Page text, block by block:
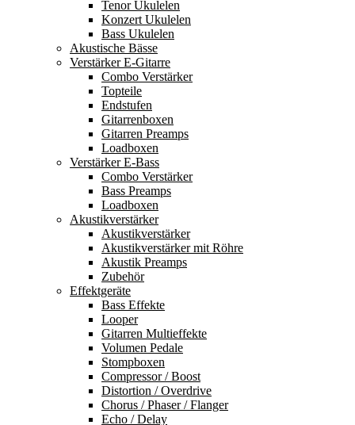
Tenor Ukulelen
Konzert Ukulelen
Bass Ukulelen
Akustische Bässe
Verstärker E-Gitarre
Combo Verstärker
Topteile
Endstufen
Gitarrenboxen
Gitarren Preamps
Loadboxen
Verstärker E-Bass
Combo Verstärker
Bass Preamps
Loadboxen
Akustikverstärker
Akustikverstärker
Akustikverstärker mit Röhre
Akustik Preamps
Zubehör
Effektgeräte
Bass Effekte
Looper
Gitarren Multieffekte
Volumen Pedale
Stompboxen
Compressor / Boost
Distortion / Overdrive
Chorus / Phaser / Flanger
Echo / Delay